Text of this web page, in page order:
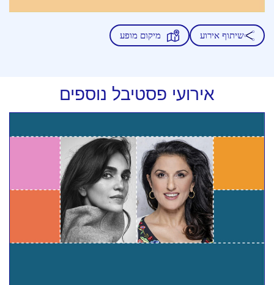
שיתוף אירוע מיקום מופע
אירועי פסטיבל נוספים